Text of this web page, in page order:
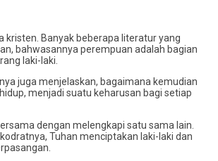
kristen. Banyak beberapa literatur yang
bahwasannya perempuan adalah bagian
laki-laki.
juga menjelaskan, bagaimana kemudian
menjadi suatu keharusan bagi setiap
dengan melengkapi satu sama lain.
Tuhan menciptakan laki-laki dan